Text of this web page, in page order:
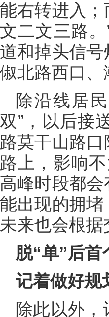
能右转进入
文二文三路
道和掉头信
俶北路西口
除沿线居
双”，以后接
路莫干山路
路上，影响
高峰时段都
能出现的拥
未来也会根据
脱“单”后首
记着做好规
除此以外